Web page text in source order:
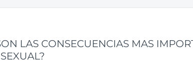
LAS CONSECUENCIAS MAS